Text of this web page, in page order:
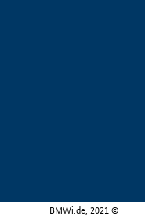
BMWi.de, 2021 ©